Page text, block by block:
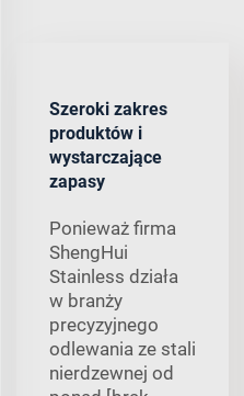
Szeroki zakres
produktów i
wystarczające
zapasy
Ponieważ firma
ShengHui
Stainless działa
w branży
precyzyjnego
odlewania ze stali
nierdzewnej od